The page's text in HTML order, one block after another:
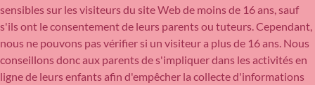
sensibles sur les visiteurs du site Web de moins de 16 ans, sauf
s'ils ont le consentement de leurs parents ou tuteurs. Cependant,
nous ne pouvons pas vérifier si un visiteur a plus de 16 ans. Nous
conseillons donc aux parents de s'impliquer dans les activités en
ligne de leurs enfants afin d'empêcher la collecte d'informations